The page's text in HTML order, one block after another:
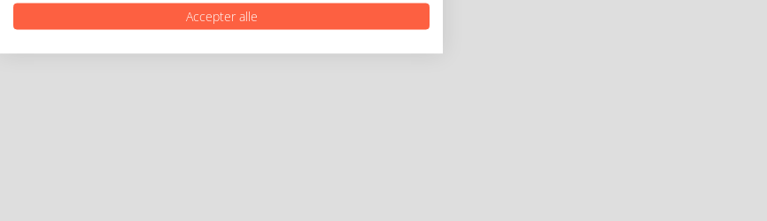
Accepter alle